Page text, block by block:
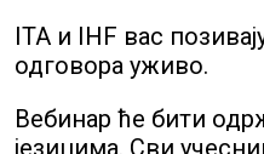
ITA и IHF вас
одговора уживо.
Вебинар ће бити